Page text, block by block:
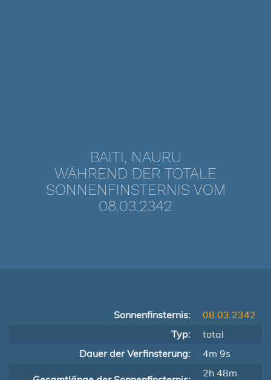
BAITI, NAURU
WÄHREND DER TOTALE
SONNENFINSTERNIS VOM
08.03.2342
Sonnenfinsternis:
08.03.2342
Typ:
total
Dauer der Verfinsterung:
4m 9s
2h 48m